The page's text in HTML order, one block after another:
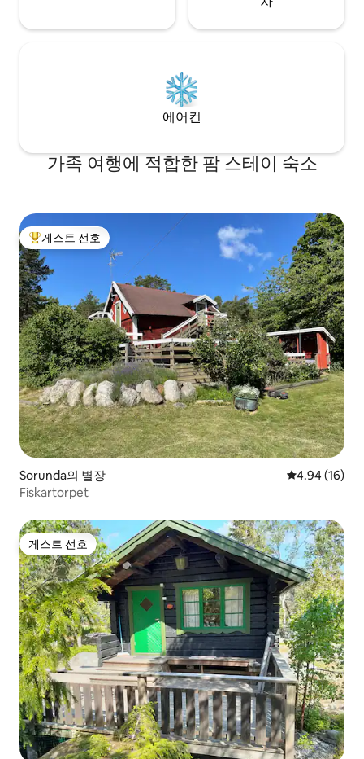
에어컨
가족 여행에 적합한 팜 스테이 숙소
상위 게스트 선호
게스트 선호
Sorunda의 별장 평점 4.94점(5
4.94 (16)
Fiskartorpet
게스트 선호
게스트 선호